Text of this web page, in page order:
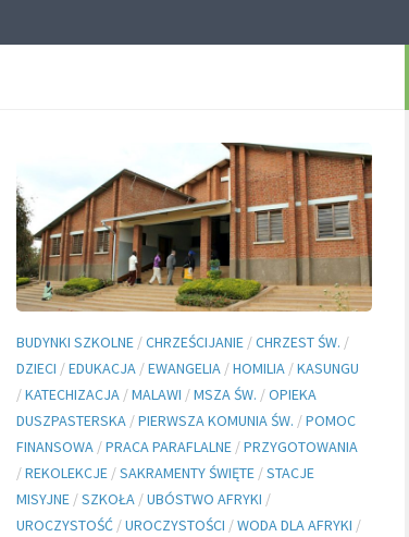
BUDYNKI SZKOLNE /CHRZEŚCIJANIE /CHRZEST ŚW. /
DZIECI /EDUKACJA /EWANGELIA /HOMILIA /KASUNGU
/KATECHIZACJA /MALAWI /MSZA ŚW. /OPIEKA
DUSZPASTERSKA /PIERWSZA KOMUNIA ŚW. /POMOC
FINANSOWA /PRACA PARAFLALNE /PRZYGOTOWANIA
/REKOLEKCJE /SAKRAMENTY ŚWIĘTE /STACJE
MISYJNE /SZKOŁA /UBÓSTWO AFRYKI /
UROCZYSTOŚĆ /UROCZYSTOŚCI /WODA DLA AFRYKI /